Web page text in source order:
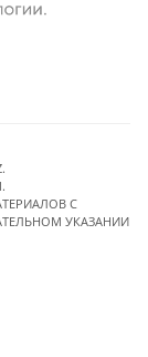
C
УКАЗАНИИ